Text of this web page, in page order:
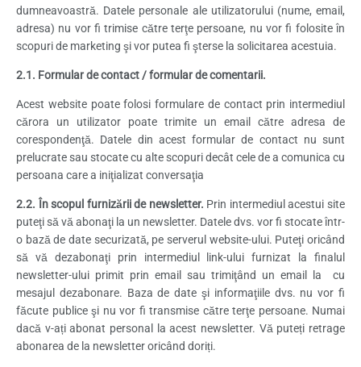
dumneavoastră. Datele personale ale utilizatorului (nume, email,
adresa) nu vor fi trimise către terţe persoane, nu vor fi folosite în
scopuri de marketing şi vor putea fi şterse la solicitarea acestuia.
2.1. Formular de contact / formular de comentarii.
Acest website poate folosi formulare de contact prin intermediul
cărora un utilizator poate trimite un email către adresa de
corespondenţă. Datele din acest formular de contact nu sunt
prelucrate sau stocate cu alte scopuri decât cele de a comunica cu
persoana care a iniţializat conversaţia
2.2. În scopul furnizării de newsletter. Prin intermediul acestui site
puteţi să vă abonaţi la un newsletter. Datele dvs. vor fi stocate într-
o bază de date securizată, pe serverul website-ului. Puteţi oricând
să vă dezabonaţi prin intermediul link-ului furnizat la finalul
newsletter-ului primit prin email sau trimiţând un email la cu
mesajul dezabonare. Baza de date şi informaţiile dvs. nu vor fi
făcute publice şi nu vor fi transmise către terţe persoane. Numai
dacă v-ați abonat personal la acest newsletter. Vă puteți retrage
abonarea de la newsletter oricând doriți.